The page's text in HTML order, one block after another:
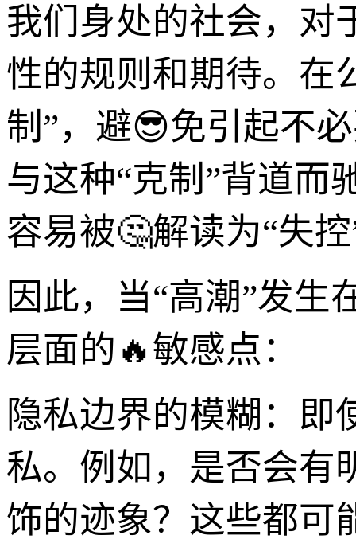
我们身处的社会，对
性的规则和期待。在
制”，避😎免引起不
与这种“克制”背道而
容易被🤔解读为“失
因此，当“高潮”发生
层面的🔥敏感点：
隐私边界的模糊：即
私。例如，是否会有
饰的迹象？这些都可